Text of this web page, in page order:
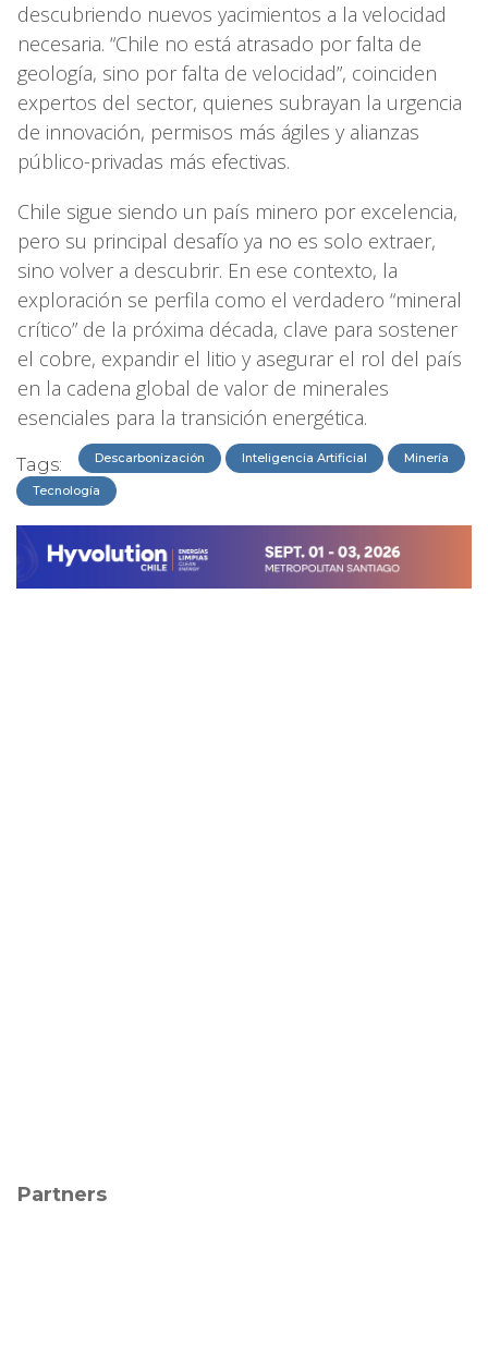
descubriendo nuevos yacimientos a la velocidad
necesaria. “Chile no está atrasado por falta de
geología, sino por falta de velocidad”, coinciden
expertos del sector, quienes subrayan la urgencia
de innovación, permisos más ágiles y alianzas
público-privadas más efectivas.
Chile sigue siendo un país minero por excelencia,
pero su principal desafío ya no es solo extraer,
sino volver a descubrir. En ese contexto, la
exploración se perfila como el verdadero “mineral
crítico” de la próxima década, clave para sostener
el cobre, expandir el litio y asegurar el rol del país
en la cadena global de valor de minerales
esenciales para la transición energética.
Tags: Descarbonización Inteligencia Artificial Minería
Tecnología
Partners